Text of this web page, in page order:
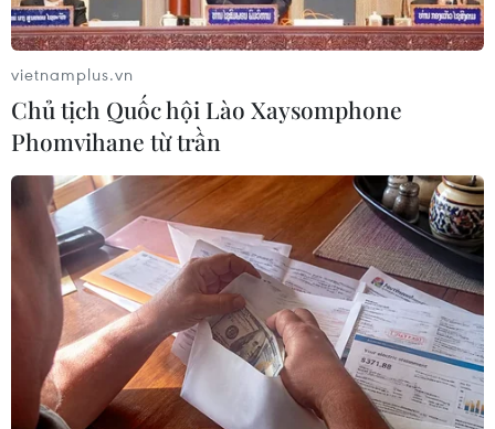
Với công nghệ MSS, sau khi thi công xong một nhịp, toàn bộ hệ
thống ván khuôn và đà giáo được di chuyển tới nhịp tiếp theo
và bắt đầu công đoạn thi công như nhịp trước, cứ như vậy theo
chiều dọc cầu cho đến khi hoàn thiện kết cấu nhịp. (Ảnh: Tuấn
Anh/TTXVN)
vietnamplus.vn
Chủ tịch Quốc hội Lào Xaysomphone
Phomvihane từ trần